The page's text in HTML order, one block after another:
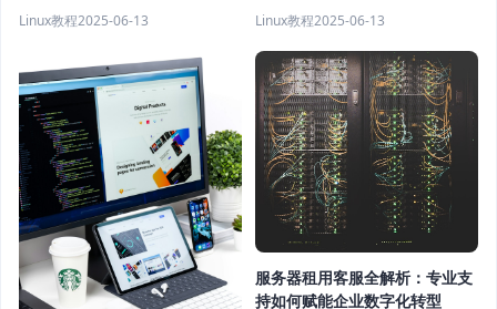
Linux教程2025-06-13 Linux教程2025-06-13
服务器租用客服全解析：专业支
持如何赋能企业数字化转型